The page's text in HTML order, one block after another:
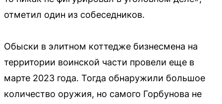
отметил один из собеседников.
Обыски в элитном коттедже бизнесмена на
территории воинской части провели еще в
марте 2023 года. Тогда обнаружили большое
количество оружия, но самого Горбунова не